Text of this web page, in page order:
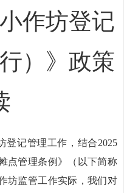
作坊登记
）》政策
登记管理工作，结合2025
点管理条例》（以下简称
坊监管工作实际，我们对